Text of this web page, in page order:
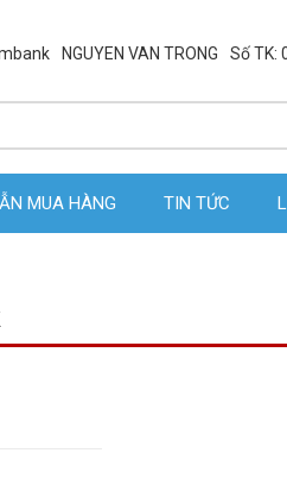
NGUYEN VAN TRONG Số TK:
MUA HÀNG TIN TỨC